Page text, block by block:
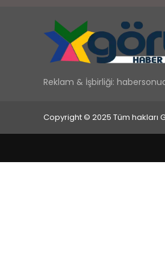
Reklam & İşbirliği:
Copyright © 2025 Tüm hakları